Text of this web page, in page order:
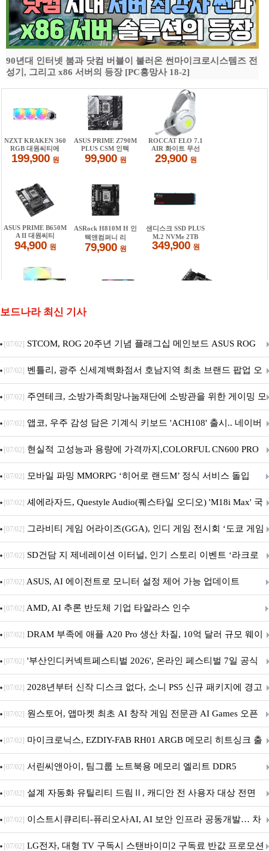
90년대 인터넷 붐과 닷컴 버블이 불러온 썬마이크로시스템즈 전
성기, 그리고 x86 서버의 등장 [PC흥망사 18-2]
보드나라 최신 기사
[07/02] STCOM, ROG 20주년 기념 플래그십 메인보드 ASUS ROG
Crosshair X870E EDITION 20 국내 출시 예정
[07/02] 벤틀리, 광주 신세계백화점서 호남지역 최초 브랜드 팝업 오
픈
[07/02] 주연테크, 소방가족희망나눔재단에 소방관을 위한 게이밍 모
니터·스마트 펫 침대 기부
[07/02] 앱코, 우주 감성 담은 기계식 키보드 'ACH108' 출시.. 네이버
브랜드데이 기획전 진행
[07/02] 현실적 고성능과 용량에 가격까지,COLORFUL CN600 PRO
M.2 NVMe 디앤디컴 1TB
[07/02] 모바일 파밍 MMORPG ‘히어로 랜드M’ 정식 서비스 돌입
[07/02] 셰에라자드, Questyle Audio(퀘스타일 오디오) 'M18i Max' 국
내 정식 출시
[07/02] 그라비티 게임 어라이즈(GGA), 인디 게임 전시회 ‘도쿄 게임
던전 13’ 참가!
[07/02] SD건담 지 제네레이션 이터널, 인기 스토리 이벤트 ‘라크로
아의 용사’ 재개최 및 풍성한 기념 이벤트 실시!
[07/02] ASUS, AI 에이전트로 모니터 설정 제어 가능 업데이트
[07/02] AMD, AI 추론 반도체 기업 타알라스 인수
[07/02] DRAM 부족에 애플 A20 Pro 생산 차질, 10억 달러 규모 웨이
퍼 대기
[07/02] '부산인디커넥트페스티벌 2026', 온라인 페스티벌 7일 공식
개막... 22일간 진행
[07/02] 2028년부터 신작 디스크 없다, 소니 PS5 신규 패키지에 경고
문 추가
[07/02] 원스토어, 앱마켓 최초 AI 창작 게임 전문관 AI Games 오픈
[07/02] 마이크로닉스, EZDIY-FAB RH01 ARGB 메모리 히트싱크 출
시
[07/02] 서린씨앤아이, 팀그룹 노트북용 메모리 엘리트 DDR5
5600MHz 16GB 출시
[07/02] 설계 자동화 유틸리티 드림Ⅱ, 캐디안 전 사용자 대상 전면
무상 배포
[07/02] 이스트시큐리티-퓨리오사AI, AI 보안 인프라 공동개발… 차
세대 AI 보안 플랫폼 구축
[07/02] LG전자, 대형 TV 구독시 스탠바이미2 구독료 반값 프로모션